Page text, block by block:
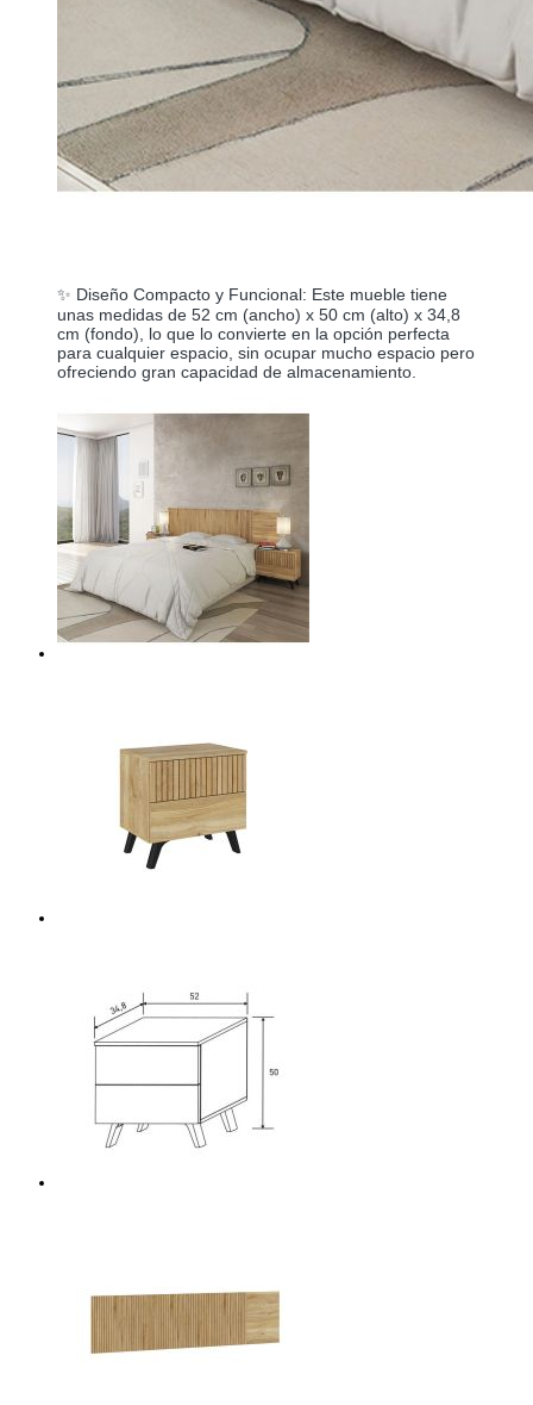
✨ Diseño Compacto y Funcional: Este mueble tiene
unas medidas de 52 cm (ancho) x 50 cm (alto) x 34,8
cm (fondo), lo que lo convierte en la opción perfecta
para cualquier espacio, sin ocupar mucho espacio pero
ofreciendo gran capacidad de almacenamiento.